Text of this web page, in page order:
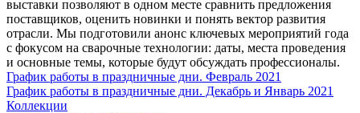
выставки позволяют в одном месте сравнить предложения
поставщиков, оценить новинки и понять вектор развития
отрасли. Мы подготовили анонс ключевых мероприятий года
с фокусом на сварочные технологии: даты, места проведения
и основные темы, которые будут обсуждать профессионалы.
График работы в праздничные дни. Февраль 2021
График работы в праздничные дни. Декабрь и Январь 2021
Коллекции